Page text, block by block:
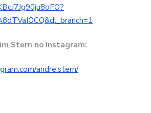
branch=1
Stern no Instagram:
andre.stern/